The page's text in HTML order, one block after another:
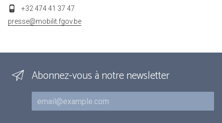
+32 474 41 37 47
presse@mobilit.fgov.be
Abonnez-vous à notre newsletter
Courriel